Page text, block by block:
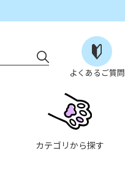
よくあるご質問
カテゴリから探す